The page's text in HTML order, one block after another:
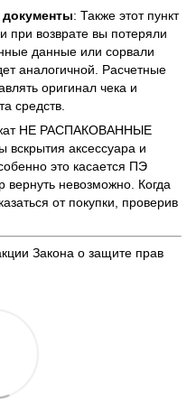
: Также этот пункт
при возврате вы потеряли
данные или сорвали
аналогичной. Расчетные
оригинал чека и
средств.
НЕ РАСПАКОВАННЫЕ
аксессуара и
это касается ПЭ
вернуть невозможно. Когда
от покупки, проверив
Закона о защите прав